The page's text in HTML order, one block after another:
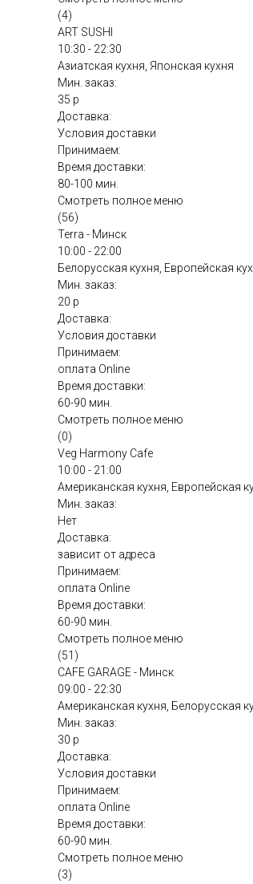
(4)
ART SUSHI
10:30 - 22:30
Азиатская кухня, Японская кухня
Мин. заказ:
35 р
Доставка:
Условия доставки
Принимаем:
Время доставки:
80-100 мин.
Смотреть полное меню
(56)
Terra - Минск
10:00 - 22:00
Белорусская кухня, Европейская
Мин. заказ:
20 р
Доставка:
Условия доставки
Принимаем:
оплата Online
Время доставки:
60-90 мин.
Смотреть полное меню
(0)
Veg Harmony Cafe
10:00 - 21:00
Американская кухня, Европейская
Мин. заказ:
Нет
Доставка:
зависит от адреса
Принимаем:
оплата Online
Время доставки:
60-90 мин.
Смотреть полное меню
(51)
CAFE GARAGE - Минск
09:00 - 22:30
Американская кухня, Белорусская
Мин. заказ:
30 р
Доставка:
Условия доставки
Принимаем:
оплата Online
Время доставки:
60-90 мин.
Смотреть полное меню
(3)